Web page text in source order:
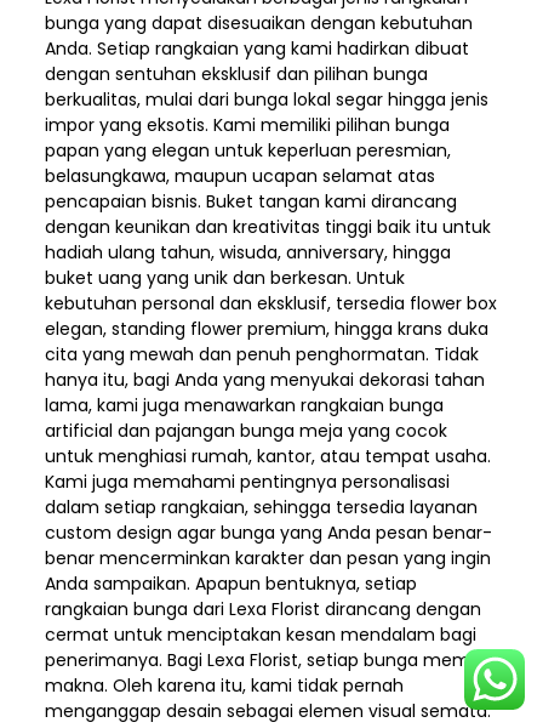
bunga yang dapat disesuaikan dengan kebutuhan
Anda. Setiap rangkaian yang kami hadirkan dibuat
dengan sentuhan eksklusif dan pilihan bunga
berkualitas, mulai dari bunga lokal segar hingga jenis
impor yang eksotis. Kami memiliki pilihan bunga
papan yang elegan untuk keperluan peresmian,
belasungkawa, maupun ucapan selamat atas
pencapaian bisnis. Buket tangan kami dirancang
dengan keunikan dan kreativitas tinggi baik itu untuk
hadiah ulang tahun, wisuda, anniversary, hingga
buket uang yang unik dan berkesan. Untuk
kebutuhan personal dan eksklusif, tersedia flower box
elegan, standing flower premium, hingga krans duka
cita yang mewah dan penuh penghormatan. Tidak
hanya itu, bagi Anda yang menyukai dekorasi tahan
lama, kami juga menawarkan rangkaian bunga
artificial dan pajangan bunga meja yang cocok
untuk menghiasi rumah, kantor, atau tempat usaha.
Kami juga memahami pentingnya personalisasi
dalam setiap rangkaian, sehingga tersedia layanan
custom design agar bunga yang Anda pesan benar-
benar mencerminkan karakter dan pesan yang ingin
Anda sampaikan. Apapun bentuknya, setiap
rangkaian bunga dari Lexa Florist dirancang dengan
cermat untuk menciptakan kesan mendalam bagi
penerimanya. Bagi Lexa Florist, setiap bunga memiliki
makna. Oleh karena itu, kami tidak pernah
menganggap desain sebagai elemen visual semata.